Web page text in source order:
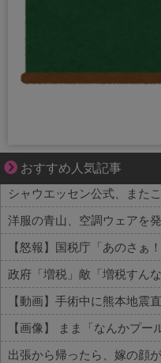
おすすめ人気記事
ブブ家のドタバタが、今日も
シャウエッセン公式、また
洋服の青山、空調ウェアを
【動画】手術中に熊本地震